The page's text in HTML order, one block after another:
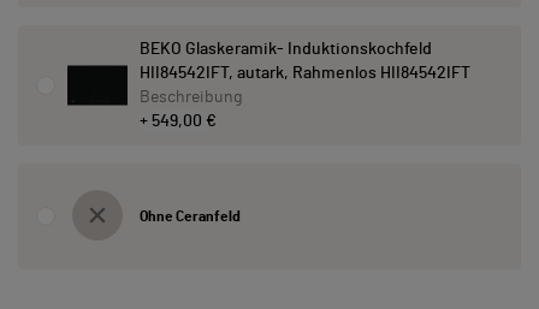
BEKO Glaskeramik- Induktionskochfeld
HII84542IFT, autark, Rahmenlos HII84542IFT
+ 549,00 €
Beschreibung
Ohne Ceranfeld